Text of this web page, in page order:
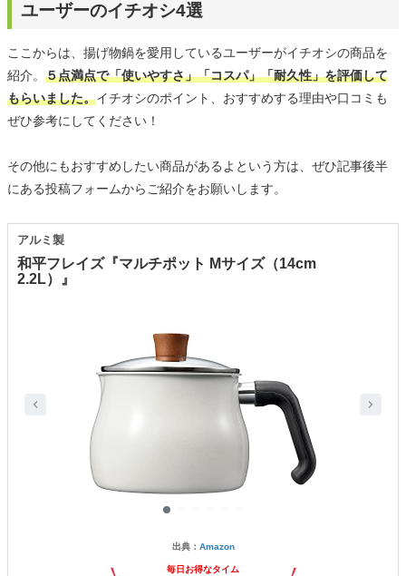
ユーザーのイチオシ4選
ここからは、揚げ物鍋を愛用しているユーザーがイチオシの商品を
紹介。 ５点満点で「使いやすさ」「コスパ」「耐久性」を評価して
もらいました。イチオシのポイント、おすすめする理由や口コミも
ぜひ参考にしてください！
その他にもおすすめしたい商品があるよという方は、ぜひ記事後半
にある投稿フォームからご紹介をお願いします。
和平フレイズ『マルチポット Mサイズ（14cm
2.2L）』
アルミ製
出典： Amazon
毎日お得なタイム